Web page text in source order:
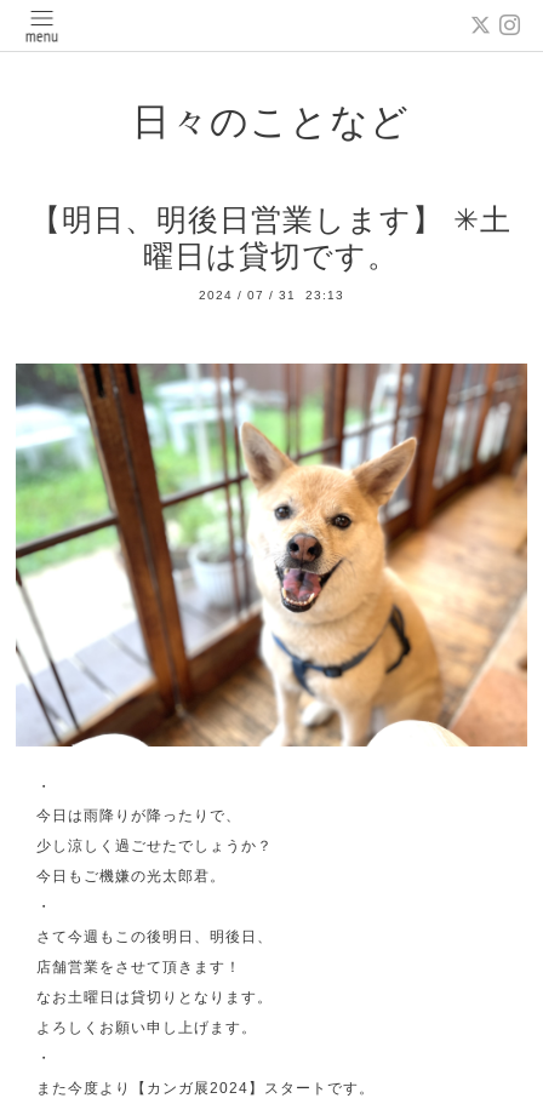
日々のことなど
【明日、明後日営業します】 ✳︎土
曜日は貸切です。
2024 / 07 / 31 23:13
・
今日は雨降りが降ったりで、
少し涼しく過ごせたでしょうか？
今日もご機嫌の光太郎君。
・
さて今週もこの後明日、明後日、
店舗営業をさせて頂きます！
なお土曜日は貸切りとなります。
よろしくお願い申し上げます。
・
また今度より【カンガ展2024】スタートです。